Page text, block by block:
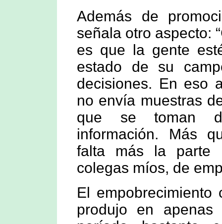
Además de
señala otro aspecto:
es que la gente
estado de su
decisiones. En eso
no envía muestras
que se toman
información. Más
falta más la parte
colegas míos, de
El
produjo en